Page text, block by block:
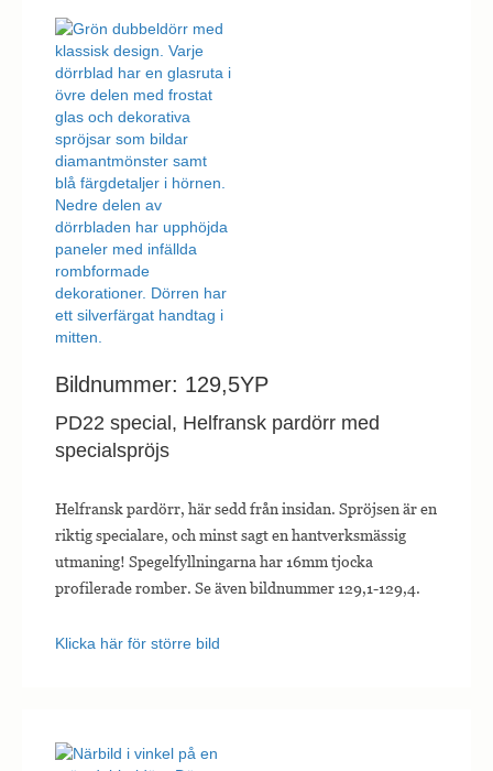
Bildnummer: 129,5YP
PD22 special, Helfransk pardörr med
specialspröjs
Helfransk pardörr, här sedd från insidan. Spröjsen är en
riktig specialare, och minst sagt en hantverksmässig
utmaning! Spegelfyllningarna har 16mm tjocka
profilerade romber. Se även bildnummer 129,1-129,4.
Klicka här för större bild